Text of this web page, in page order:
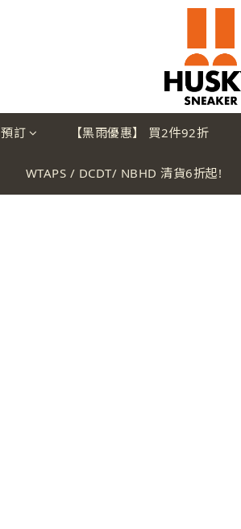
預訂 【黑雨優惠】 買2件92折
WTAPS / DCDT/ NBHD 清貨6折起!